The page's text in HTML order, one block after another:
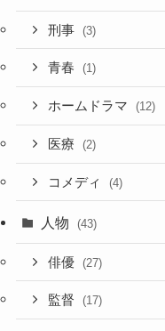
刑事 (3)
青春 (1)
ホームドラマ (12)
医療 (2)
コメディ (4)
人物 (43)
俳優 (27)
監督 (17)